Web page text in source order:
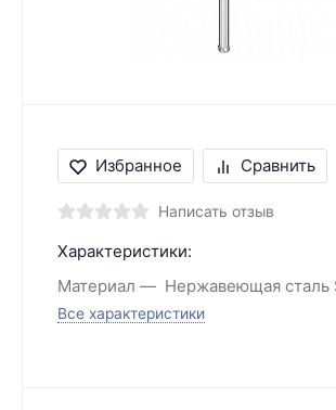
Избранное Сравнить
Написать отзыв
Характеристики:
Материал
Нержавеющая сталь
Все характеристики